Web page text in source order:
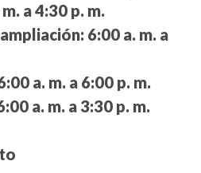
a 4:30 p. m.
6:00 a. m. a
a. m. a 6:00 p. m.
a. m. a 3:30 p. m.